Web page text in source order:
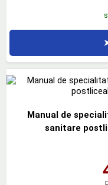
Manual de
sanitare